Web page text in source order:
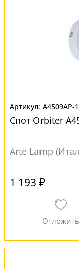
A4509AP-
Спот Orbiter
Arte Lamp
1 193 ₽